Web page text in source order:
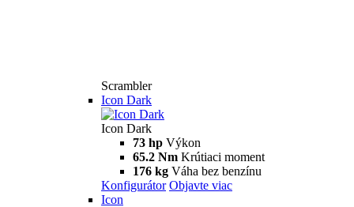
Scrambler
Icon Dark
Icon Dark
73 hp Výkon
65.2 Nm Krútiaci moment
176 kg Váha bez benzínu
Konfigurátor Objavte viac
Icon